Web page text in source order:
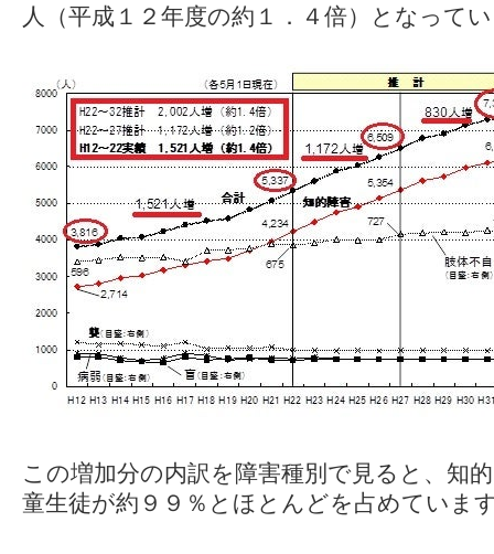
人（平成１２年度の約１．４倍）となって
この増加分の内訳を障害種別で見ると、知
童生徒が約９９％とほとんどを占めていま